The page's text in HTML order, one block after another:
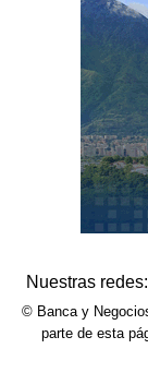
Nuestras redes:
© Banca y
parte de esta